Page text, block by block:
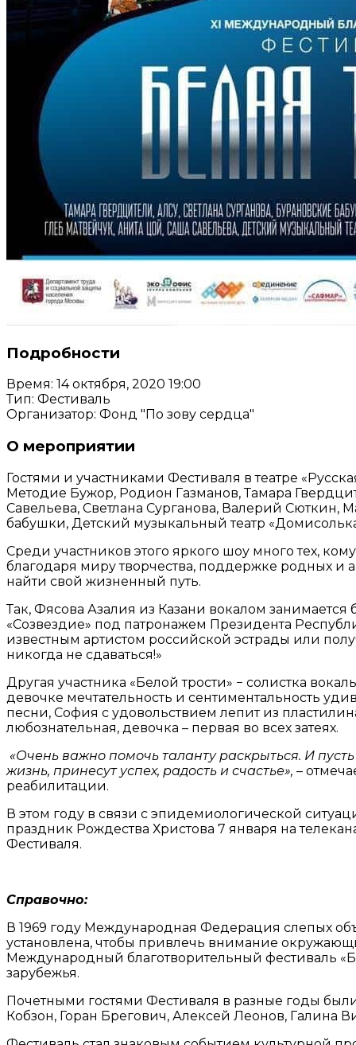
Подробности
Время: 14 октября, 2020 19:00
Тип: Фестиваль
Организатор: Фонд "По зову сердца"
О мероприятии
Гостями и участниками Фестиваля в театре
Методие Бужор, Родион Газманов, Тамара
Савельева, Светлана Сурганова, Валерий Сюткин,
бабушки, Детский музыкальный театр
Среди участников этого яркого шоу много тех,
благодаря миру творчества, поддержке родных
найти свой жизненный путь.
Так, Фясова Азалия из Казани вокалом
«Созвездие» под патронажем Президента
известным артистом российской эстрады или
никогда не сдаваться!»
Другая участника «Белой трости» − солистка
девочке мечтательность и сентиментальность
песни, София с удовольствием лепит из
любознательная, девочка – первая во всех затеях.
«Очень важно помочь таланту раскрыться. И
жизнь, принесут успех, радость и счастье», –
реабилитации.
В этом году в связи с эпидемиологической
праздник Рождества Христова 7 января на
Фестиваля.
Справочно:
В 1969 году Международная Федерация слепых
установлена, чтобы привлечь внимание
Международный благотворительный фестиваль
зарубежья.
Почетными гостями Фестиваля в разные годы
Кобзон, Горан Брегович, Алексей Леонов, Галина